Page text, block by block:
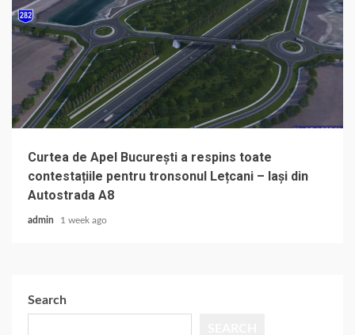
Curtea de Apel București a respins toate
contestațiile pentru tronsonul Lețcani – Iași din
Autostrada A8
admin 1 week ago
Search